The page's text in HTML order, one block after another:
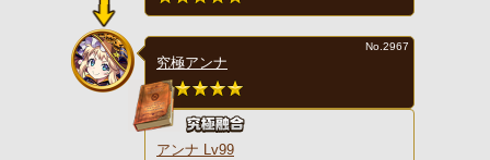
究極アンナ
No.2967
アンナ Lv99